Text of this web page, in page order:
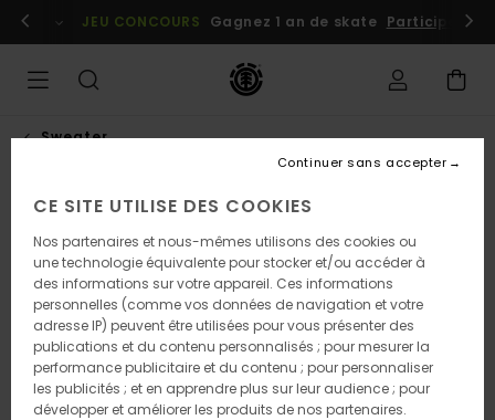
l'information
Se connecter / s'inscrire
JEU CONCOURS Gagnez 1 an de skate Participez
Sweater
RUPTURE DE STOCK
CE SITE UTILISE DES COOKIES
Nos partenaires et nous-mêmes utilisons des cookies ou
une technologie équivalente pour stocker et/ou accéder à
des informations sur votre appareil. Ces informations
personnelles (comme vos données de navigation et votre
adresse IP) peuvent être utilisées pour vous présenter des
publications et du contenu personnalisés ; pour mesurer la
performance publicitaire et du contenu ; pour personnaliser
les publicités ; et en apprendre plus sur leur audience ; pour
développer et améliorer les produits de nos partenaires.
Continuer sans accepter